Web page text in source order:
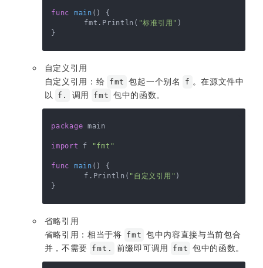
func main ()
{
	fmt.Println(
"标准引用" )
自定义引用
自定义引用：给 fmt 包起一个别名 f 。在源文件中
以
f. 调用 fmt 包中的函数。
package main
import f "fmt"
func main ()
{
	f.Println(
"自定义引用" )
省略引用
省略引用：相当于将 fmt 包中内容直接与当前包合
并，不需要 fmt. 前缀即可调用 fmt 包中的函数。